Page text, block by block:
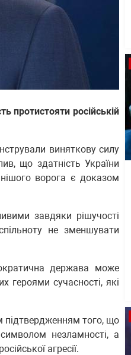
протистояти російській
виняткову силу
що здатність України
ворога є доказом
завдяки рішучості
не зменшувати
держава може
героями сучасності, які
підтвердженням того, що
незламності, а
агресії.